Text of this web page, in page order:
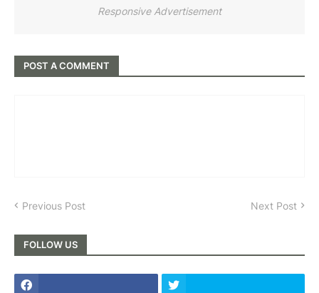
Responsive Advertisement
POST A COMMENT
Previous Post Next Post
FOLLOW US